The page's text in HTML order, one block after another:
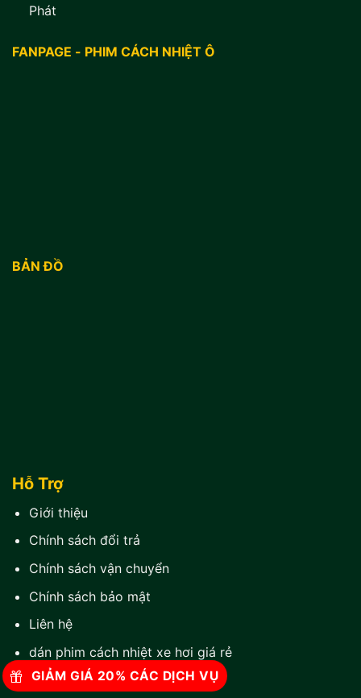
Phát
FANPAGE - PHIM CÁCH NHIỆT Ô
BẢN ĐỒ
Hỗ Trợ
Giới thiệu
Chính sách đổi trả
Chính sách vận chuyển
Chính sách bảo mật
Liên hệ
dán phim cách nhiệt xe hơi giá rẻ
GIẢM GIÁ 20% CÁC DỊCH VỤ